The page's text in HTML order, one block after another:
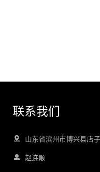
联系我们
山东省滨州市博兴县店
赵连顺